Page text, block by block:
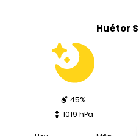
Huétor
45%
1019 hPa